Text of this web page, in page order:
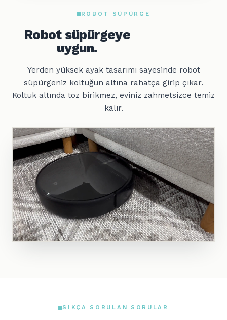
ROBOT SÜPÜRGE
Robot süpürgeye
uygun.
Yerden yüksek ayak tasarımı sayesinde robot
süpürgeniz koltuğun altına rahatça girip çıkar.
Koltuk altında toz birikmez, eviniz zahmetsizce temiz
kalır.
SIKÇA SORULAN SORULAR